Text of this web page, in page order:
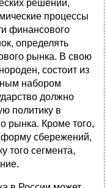
решений,
процессы
финансового
определять
рынка. В свою
состоит из
набором
должно
политику в
рынка. Кроме того,
сбережений,
того сегмента,